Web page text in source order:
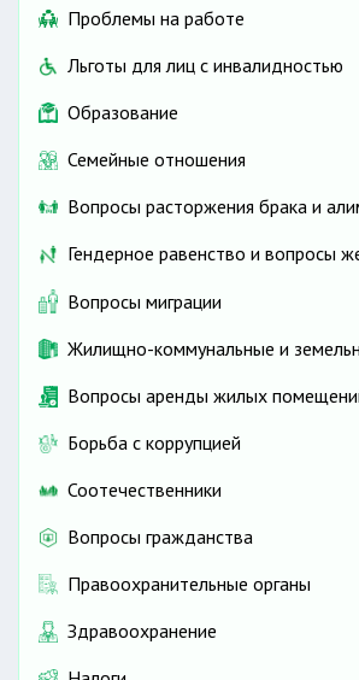
Проблемы на работе
Льготы для лиц с инвалидностью
Образование
Семейные отношения
Вопросы расторжения брака и
Гендерное равенство и вопросы
Вопросы миграции
Жилищно-коммунальные и
Вопросы аренды жилых
Борьба с коррупцией
Соотечественники
Вопросы гражданства
Правоохранительные органы
Здравоохранение